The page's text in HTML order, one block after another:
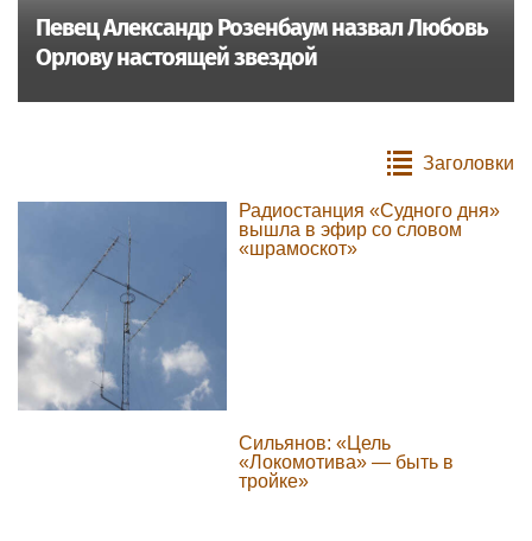
Певец Александр Розенбаум назвал Любовь
Орлову настоящей звездой
Заголовки
Радиостанция «Судного дня»
вышла в эфир со словом
«шрамоскот»
Сильянов: «Цель
«Локомотива» — быть в
тройке»